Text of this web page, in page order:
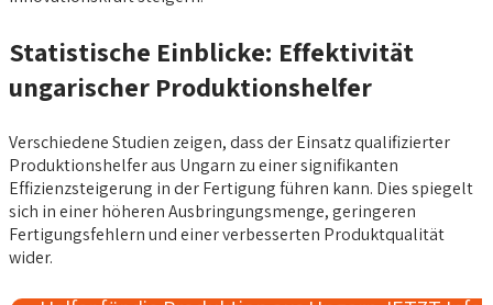
Statistische Einblicke: Effektivität
ungarischer Produktionshelfer
Verschiedene Studien zeigen, dass der Einsatz qualifizierter
Produktionshelfer aus Ungarn zu einer signifikanten
Effizienzsteigerung in der Fertigung führen kann. Dies spiegelt
sich in einer höheren Ausbringungsmenge, geringeren
Fertigungsfehlern und einer verbesserten Produktqualität
wider.